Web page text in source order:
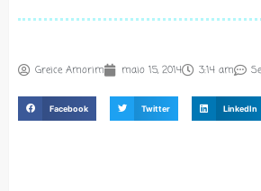
Greice Amorim maio 15, 2014 3:14 am
Facebook Twitter LinkedIn